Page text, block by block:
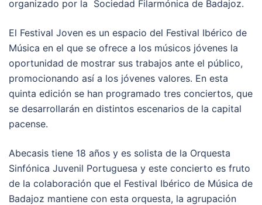
organizado por la Sociedad Filarmónica de Badajoz.
El Festival Joven es un espacio del Festival Ibérico de
Música en el que se ofrece a los músicos jóvenes la
oportunidad de mostrar sus trabajos ante el público,
promocionando así a los jóvenes valores. En esta
quinta edición se han programado tres conciertos, que
se desarrollarán en distintos escenarios de la capital
pacense.
Abecasis tiene 18 años y es solista de la Orquesta
Sinfónica Juvenil Portuguesa y este concierto es fruto
de la colaboración que el Festival Ibérico de Música de
Badajoz mantiene con esta orquesta, la agrupación